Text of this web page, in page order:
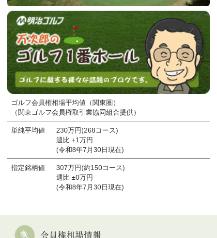
ゴルフ会員権相場平均値（関東圏）
（関東ゴルフ会員権取引業協同組合提供）
単純平均値
230万円(268コース)
週比 +1万円
(令和8年7月30日現在)
指定銘柄値
307万円(約150コース)
週比 ±0万円
(令和8年7月30日現在)